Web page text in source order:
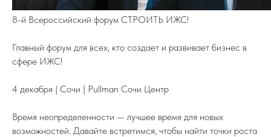
8-й Всероссийский форум СТРОИТЬ ИЖС!
Главный форум для всех, кто создает и развивает бизнес в
сфере ИЖС!
4 декабря | Сочи | Pullman Сочи Центр
Время неопределенности — лучшее время для новых
возможностей. Давайте встретимся, чтобы найти точки роста